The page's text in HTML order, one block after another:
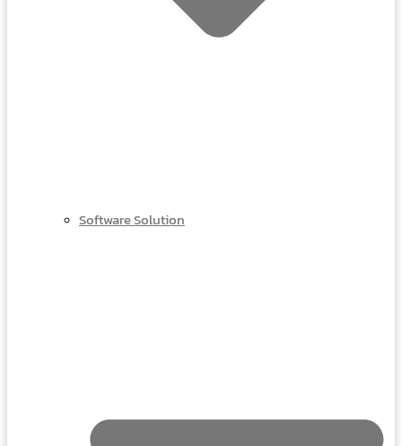
Software Solution